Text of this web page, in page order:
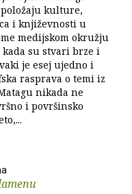
kulture,
i književnosti u
medijskom okružju
su stvari brze i
je esej ujedno i
rasprava o temi iz
nikada ne
i površinsko